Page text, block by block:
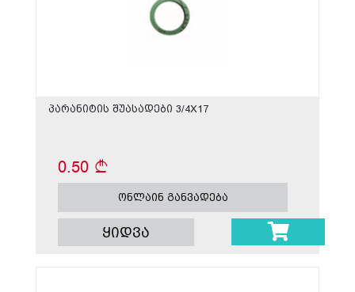
პარანიტის შუასადები 3/4X17
0.50
ონლაინ განვადება
ყიდვა